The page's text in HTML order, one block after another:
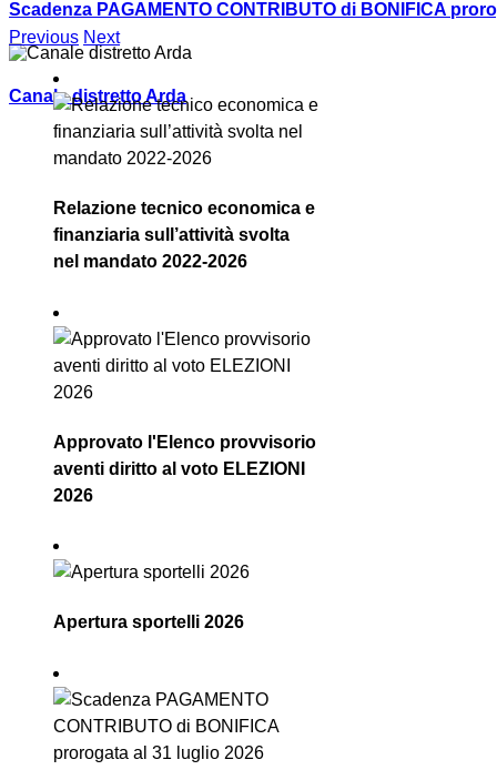
Scadenza PAGAMENTO CONTRIBUTO di BONIFICA
Canale distretto Arda
Previous Next
Relazione tecnico economica e
finanziaria sull’attività svolta
nel mandato 2022-2026
Approvato l'Elenco provvisorio
aventi diritto al voto ELEZIONI
2026
Apertura sportelli 2026